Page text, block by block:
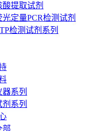
酸提取试剂
光定量PCR检测试剂
检测试剂系列
器系列
剂系列
部